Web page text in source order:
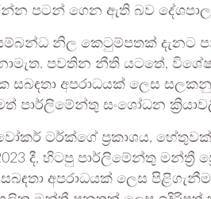
පටන් ගෙන ඇති බව
නිල කෙටුම්පතක් දැනට
නොමැත. පවතින නීති යටතේ,
සබඳතා අපරාධයක් ලෙස
පාර්ලිමේන්තු සංශෝධන
ටර්ක්ගේ ප්‍රකාශය,
දී, හිටපු පාර්ලිමේන්තු මන්ත්‍රී
අපරාධයක් ලෙස